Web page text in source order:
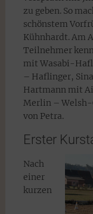
zu geben. So
schönstem
Kühnhardt. Am
Teilnehmer
mit Wasabi-
– Haflinger,
Hartmann mit
Merlin –
von Petra.
Erster
Nach
einer
kurzen